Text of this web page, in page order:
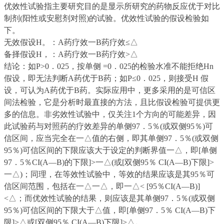
优效性试验指主要研究目的是显示所研究的药物反应优于对比
制剂(阳性或安慰剂对照)的试验。优效性试验的假设检验如
下。
无效假设H。：A药疗效一B药疗效≤△
备择假设H，：A药疗效一B药疗效>△
结论：如P>0．025，按单侧 =0．025的检验水准不能拒绝Hn
假设，即无法判断A药优于B药；如P≤0．025，则接受H 假
设，可认为A药优于B药。实际应用中，更多采用的是可信区
间法检验，它是分析时最直接的方法，且比假设检验可提供更
多的信息。非劣效性试验中，仅关注1个方向的可能差异，因
此试验药与对照药的疗效差异的单侧97．5％(或双侧95％)可
信区间，应当完全在一△值的右侧，即其单侧97．5％(或双侧
95％)可信区间的下限应该大于设定的判断界值一△，即[单侧
97．5％CI(A—B)的下限]>一△(或[双侧95％ CI(A—B)下限]>
一△) ；同理，在等效性试验中，等效的结果应该是其95％可
信区间范围，包括在一△一△，即一△< [95％CI(A—B)]
<△；而优效性试验的结果，则应该是其单侧97．5％(或双侧
95％)可信区间的下限大于△值，即[单侧97．5％ CI(A—B)下
限]>△或[双侧95％ CI(A—B)下限]>△。